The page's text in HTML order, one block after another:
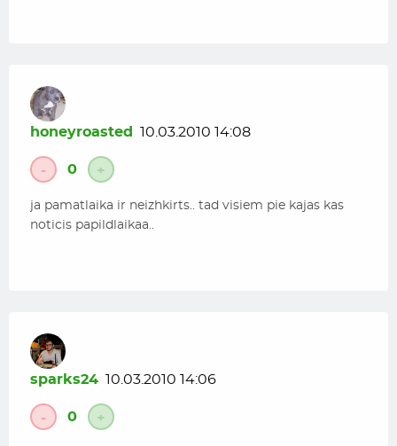
honeyroasted 10.03.2010 14:08
- 0 +
ja pamatlaika ir neizhkirts.. tad visiem pie kajas kas
noticis papildlaikaa..
sparks24 10.03.2010 14:06
- 0 +